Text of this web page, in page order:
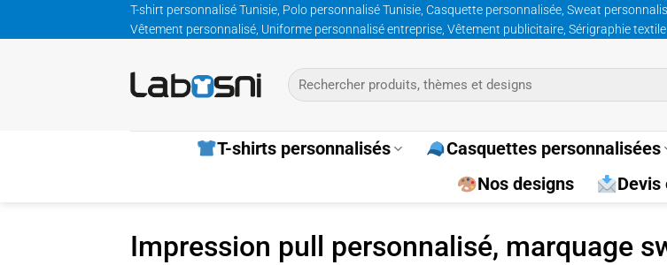
au
T-shirt personnalisé Tunisie, Polo personnalisé Tunisie, Casquette personnalisée, Sweat
Vêtement personnalisé, Uniforme personnalisé entreprise, Vêtement publicitaire, Sérigraphie
Recherche
pour :
T-shirts personnalisés Casquettes personnalisées
Nos designs
Impression pull personnalisé, marquage